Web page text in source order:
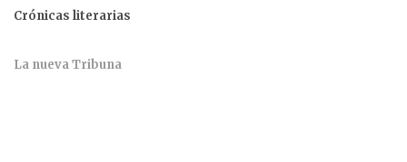
Crónicas literarias
La nueva Tribuna